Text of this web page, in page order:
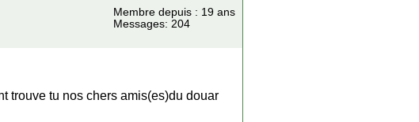
Membre depuis : 19 ans
Messages: 204
trouve tu nos chers amis(es)du douar